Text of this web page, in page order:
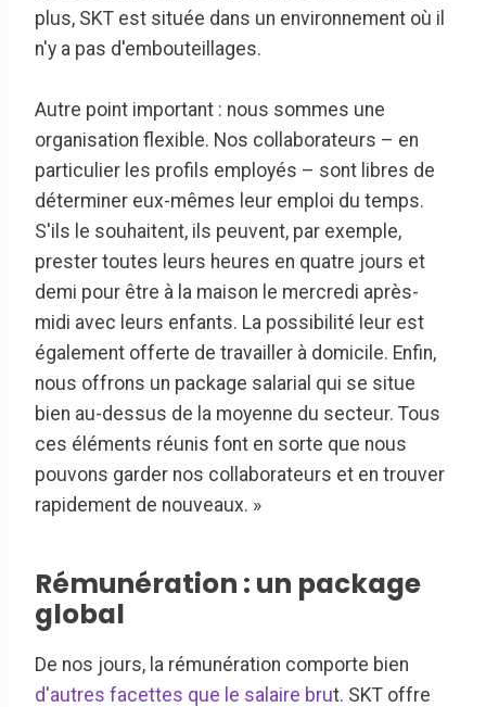
plus, SKT est située dans un environnement où il
n'y a pas d'embouteillages.
Autre point important : nous sommes une
organisation flexible. Nos collaborateurs – en
particulier les profils employés – sont libres de
déterminer eux-mêmes leur emploi du temps.
S'ils le souhaitent, ils peuvent, par exemple,
prester toutes leurs heures en quatre jours et
demi pour être à la maison le mercredi après-
midi avec leurs enfants. La possibilité leur est
également offerte de travailler à domicile. Enfin,
nous offrons un package salarial qui se situe
bien au-dessus de la moyenne du secteur. Tous
ces éléments réunis font en sorte que nous
pouvons garder nos collaborateurs et en trouver
rapidement de nouveaux. »
Rémunération : un package
global
De nos jours, la rémunération comporte bien
d'autres facettes que le salaire brut. SKT offre